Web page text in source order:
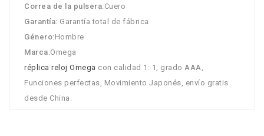
Correa de la pulsera:Cuero
Garantía: Garantía total de fábrica
Género:Hombre
Marca:Omega
réplica reloj Omega con calidad 1: 1, grado AAA,
Funciones perfectas, Movimiento Japonés, envío gratis
desde China.